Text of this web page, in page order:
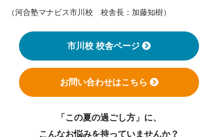
（河合塾マナビス市川校 校舎長：加藤知樹）
市川校 校舎ページ
お問い合わせはこちら
「この夏の過ごし方」に、
こんなお悩みを持っていませんか？